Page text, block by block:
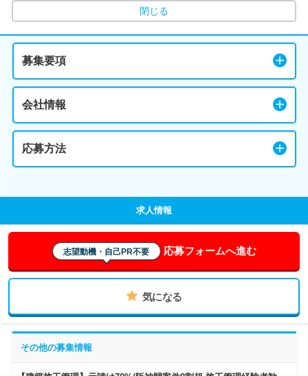
閉じる
募集要項
会社情報
応募方法
求人情報
志望動機・自己PR不要 応募フォームへ進む
気になる
その他の募集情報